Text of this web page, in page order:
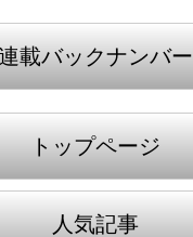
載バックナンバー
トップページ
人気記事